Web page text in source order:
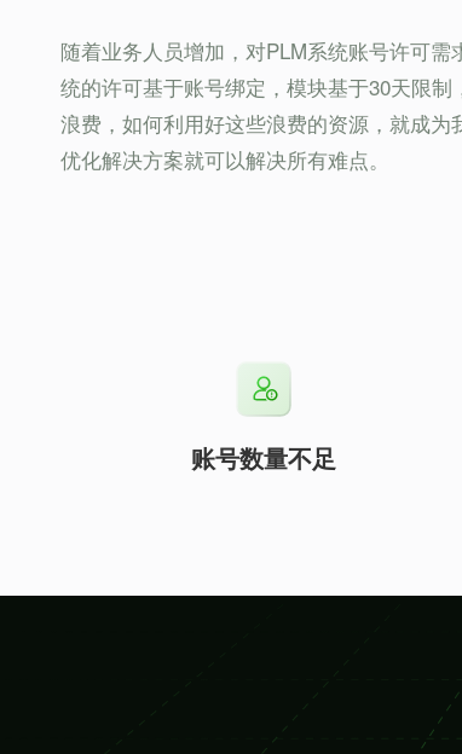
随着业务人员增加，对PLM系统账号许可需
统的许可基于账号绑定，模块基于30天限
浪费，如何利用好这些浪费的资源，就成为
优化解决方案就可以解决所有难点。
账号数量不足